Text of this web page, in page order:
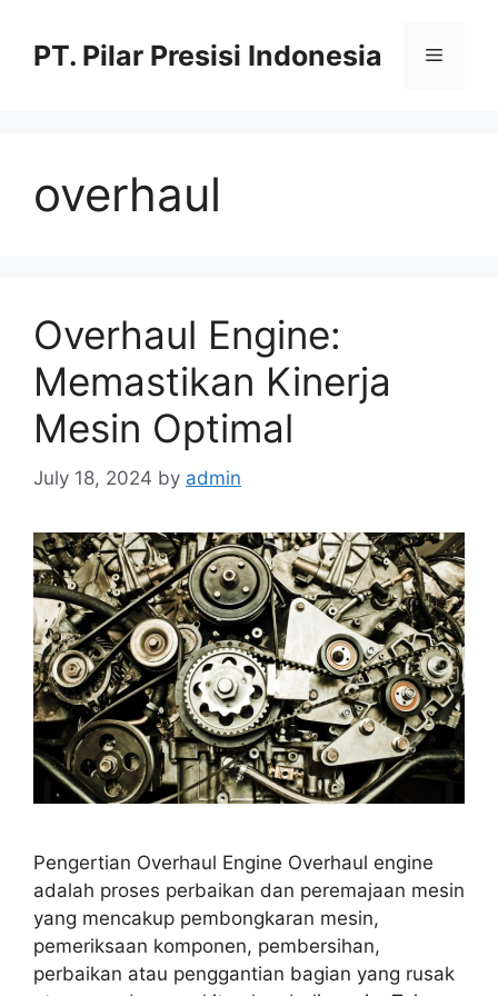
PT. Pilar Presisi Indonesia
overhaul
Overhaul Engine:
Memastikan Kinerja
Mesin Optimal
July 18, 2024 by admin
Pengertian Overhaul Engine Overhaul engine
adalah proses perbaikan dan peremajaan mesin
yang mencakup pembongkaran mesin,
pemeriksaan komponen, pembersihan,
perbaikan atau penggantian bagian yang rusak